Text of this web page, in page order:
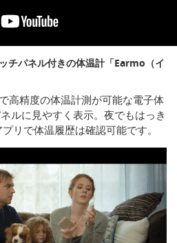
チパネル付きの体温計「Earmo（イ
高精度の体温計測が可能な電子体
ルに見やすく表示。夜でもはっき
リで体温履歴は確認可能です。